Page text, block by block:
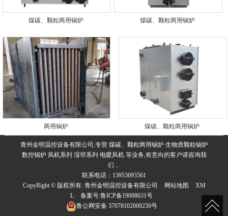
煤碳、颗粒两用锅炉 煤碳、颗粒两用锅炉
两用锅炉 煤碳、颗粒两用锅炉
青州金明温控设备有限公司,专营 煤碳、颗粒两用锅炉 生物质颗粒锅炉
数控锅炉 风机系列 湿帘系列 电暖风机 等业务,有意向的客户请咨询我
们，
联系电话：13953693561
CopyRight © 版权所有: 青州金明温控设备有限公司 网站地图
XM
L
备案号:鲁ICP备19008631号
鲁公网安备37078102000230号